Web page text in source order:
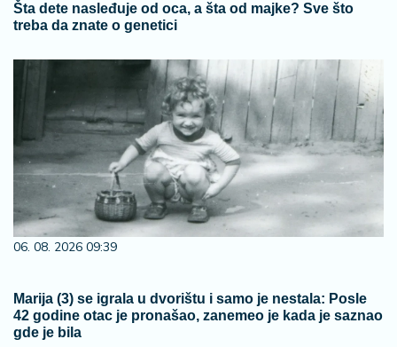
Šta dete nasleđuje od oca, a šta od majke? Sve što
treba da znate o genetici
06. 08. 2026 09:39
Marija (3) se igrala u dvorištu i samo je nestala: Posle
42 godine otac je pronašao, zanemeo je kada je saznao
gde je bila